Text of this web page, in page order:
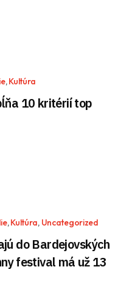
,Kultúra
10 kritérií top
,Kultúra, Uncategorized
do Bardejovských
festival má už 13